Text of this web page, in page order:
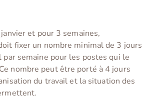
et pour 3 semaines,
fixer un nombre minimal de 3 jours
semaine pour les postes qui le
nombre peut être porté à 4 jours
du travail et la situation des